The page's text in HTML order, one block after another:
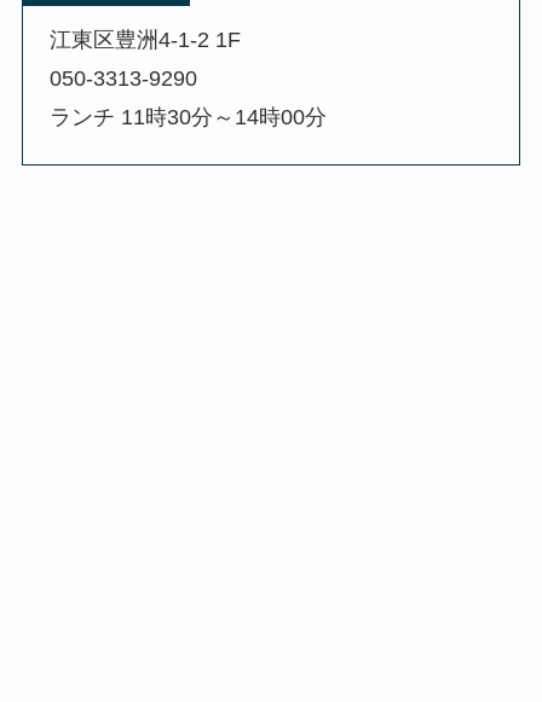
江東区豊洲4-1-2 1F
050-3313-9290
ランチ 11時30分～14時00分